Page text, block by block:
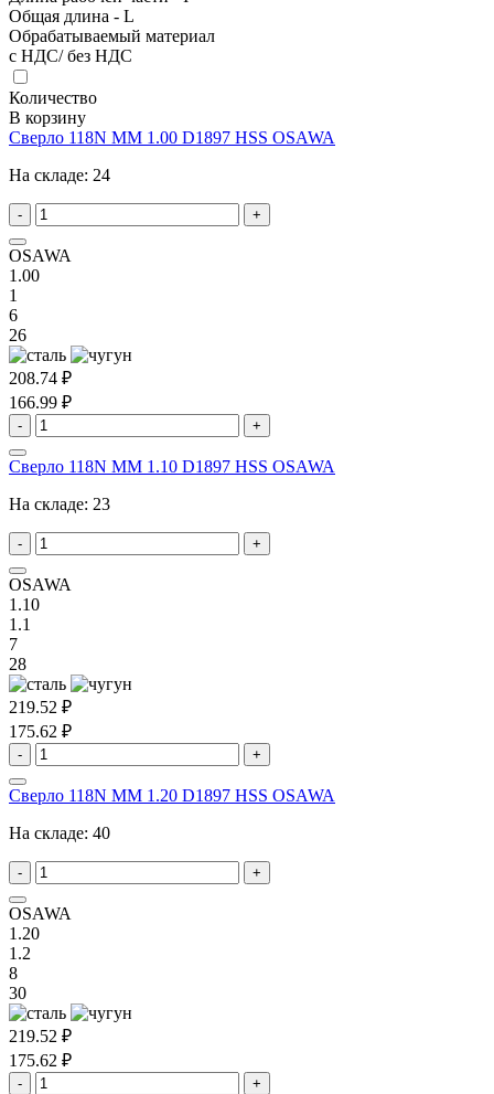
Общая длина - L
Обрабатываемый материал
с НДС/ без НДС
Количество
В корзину
Сверло 118N MM 1.00 D1897 HSS OSAWA
На складе: 24
- +
OSAWA
1.00
1
6
26
208.74 ₽
166.99 ₽
- +
Сверло 118N MM 1.10 D1897 HSS OSAWA
На складе: 23
- +
OSAWA
1.10
1.1
7
28
219.52 ₽
175.62 ₽
- +
Сверло 118N MM 1.20 D1897 HSS OSAWA
На складе: 40
- +
OSAWA
1.20
1.2
8
30
219.52 ₽
175.62 ₽
- +